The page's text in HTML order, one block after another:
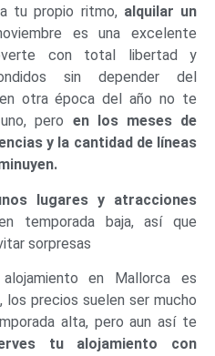
tu propio ritmo, alquilar un
es una excelente
con total libertad y
sin depender del
otra época del año no te
pero en los meses de
y la cantidad de líneas
lugares y atracciones
temporada baja, así que
sorpresas
en Mallorca es
los precios suelen ser mucho
alta, pero aun así te
tu alojamiento con